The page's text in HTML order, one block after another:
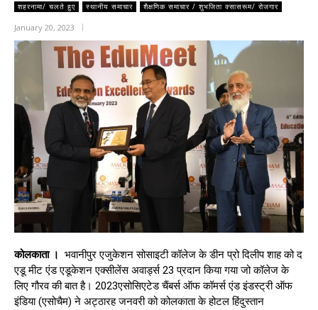
शहरनामा/ चलते हुए स्थानीय समाचार शैक्षणिक समाचार / शुभजिता क्सासरूम/ रोजगार
January 20, 2023
कोलकाता । भवानीपुर एजुकेशन सोसाइटी कॉलेज के डीन प्रो दिलीप शाह को द
एडू मीट एंड एडूकेशन एक्सीलेंस अवार्ड्स 23 प्रदान किया गया जो कॉलेज के
लिए गौरव की बात है। 2023एसोसिएटेड चैंबर्स ऑफ कॉमर्स एंड इंडस्ट्री ऑफ
इंडिया (एसोचैम) ने अट्ठारह जनवरी को कोलकाता के होटल हिंदुस्तान